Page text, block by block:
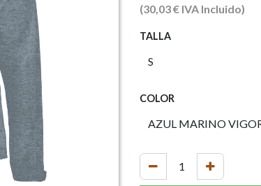
(30,03€ IVA Incluido)
TALLA
COLOR